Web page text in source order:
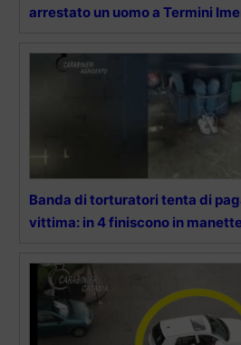
arrestato un uomo a Termini
Banda di torturatori tenta di
vittima: in 4 finiscono in